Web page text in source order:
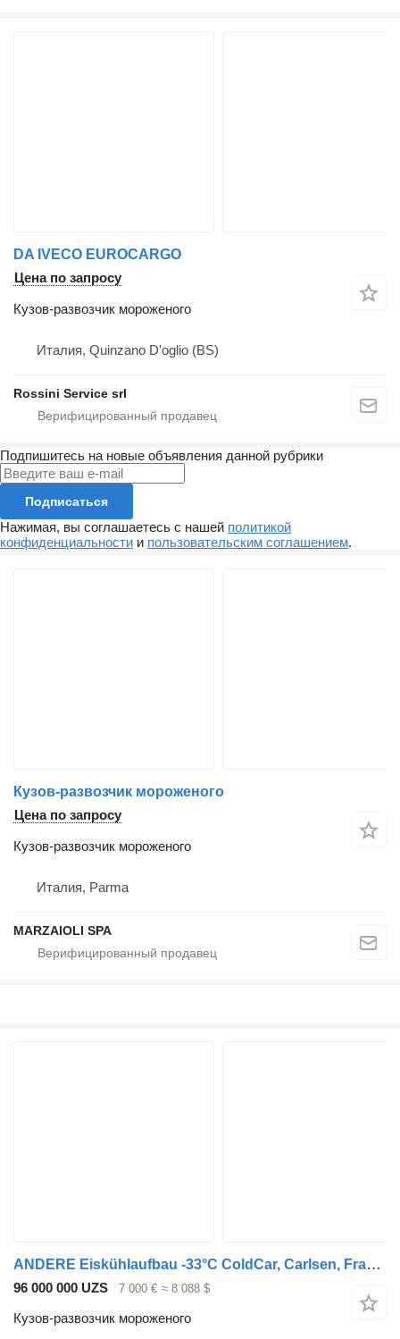
DA IVECO EUROCARGO
Цена по запросу
Кузов-развозчик мороженого
Италия, Quinzano D'oglio (BS)
Rossini Service srl
Подпишитесь на новые объявления данной рубрики
Подписаться
Нажимая, вы соглашаетесь с нашей политикой
конфиденциальности и пользовательским соглашением.
Кузов-развозчик мороженого
Цена по запросу
Кузов-развозчик мороженого
Италия, Parma
MARZAIOLI SPA
ANDERE Eiskühlaufbau -33°C ColdCar, Carlsen, Framec, TK
96 000 000 UZS 7 000 € ≈ 8 088 $
Кузов-развозчик мороженого